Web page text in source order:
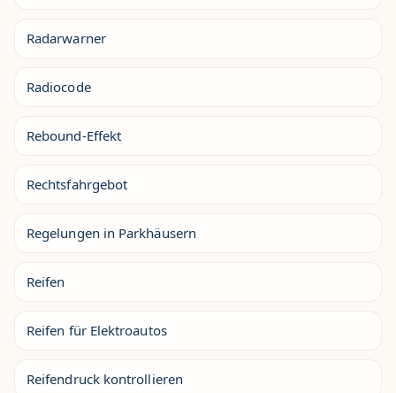
Radarwarner
Radiocode
Rebound-Effekt
Rechtsfahrgebot
Regelungen in Parkhäusern
Reifen
Reifen für Elektroautos
Reifendruck kontrollieren